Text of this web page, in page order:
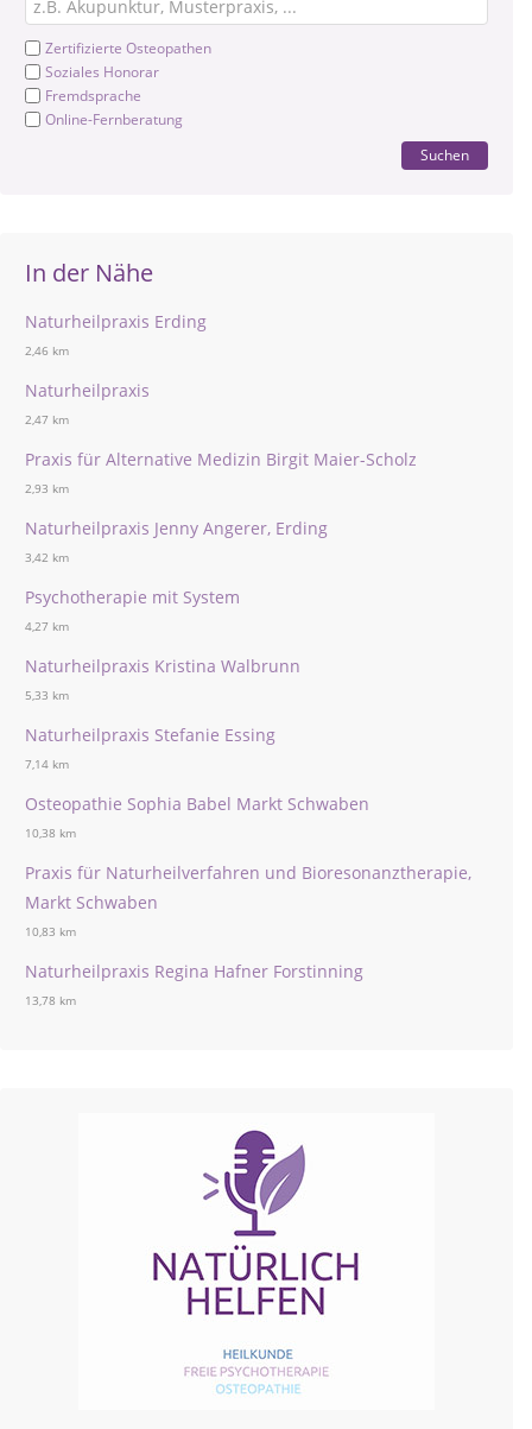
Zertifizierte Osteopathen
Soziales Honorar
Fremdsprache
Online-Fernberatung
Suchen
In der Nähe
Naturheilpraxis Erding
2,46 km
Naturheilpraxis
2,47 km
Praxis für Alternative Medizin Birgit Maier-Scholz
2,93 km
Naturheilpraxis Jenny Angerer, Erding
3,42 km
Psychotherapie mit System
4,27 km
Naturheilpraxis Kristina Walbrunn
5,33 km
Naturheilpraxis Stefanie Essing
7,14 km
Osteopathie Sophia Babel Markt Schwaben
10,38 km
Praxis für Naturheilverfahren und Bioresonanztherapie,
Markt Schwaben
10,83 km
Naturheilpraxis Regina Hafner Forstinning
13,78 km